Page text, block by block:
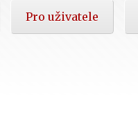
Pro uživatele